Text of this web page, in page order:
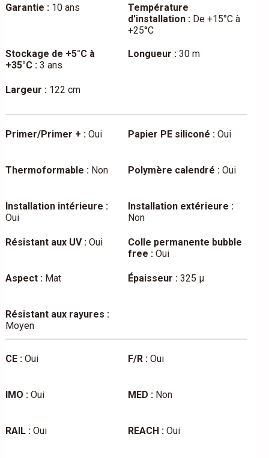
Garantie :10 ans
Température
d'installation : De +15°C à
+25°C
Stockage de +5°C à
+35°C :3 ans
Longueur : 30 m
Largeur :122 cm
Primer/Primer + :Oui Papier PE siliconé : Oui
Thermoformable :Non Polymère calendré : Oui
Installation intérieure :
Oui
Installation extérieure :
Non
Résistant aux UV :Oui
Colle permanente bubble
free : Oui
Aspect :Mat Épaisseur : 325 µ
Résistant aux rayures :
Moyen
CE :Oui F/R : Oui
IMO :Oui MED : Non
RAIL :Oui REACH : Oui